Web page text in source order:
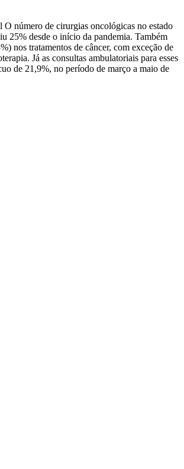
número de cirurgias oncológicas no estado
25% desde o início da pandemia. Também
nos tratamentos de câncer, com exceção de
Já as consultas ambulatoriais para esses
de 21,9%, no período de março a maio de